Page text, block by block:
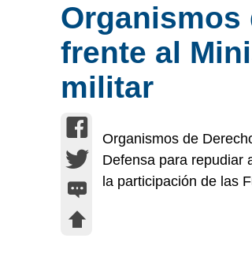
Organismos
frente al
militar
Organismos de
Defensa para repudiar
la participación de las